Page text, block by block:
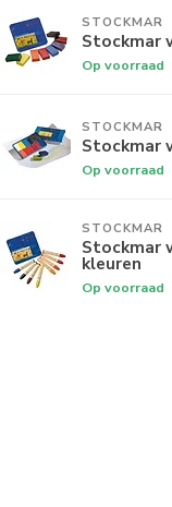
STOCKMAR
Stockmar
Op voorraad
STOCKMAR
Stockmar
Op voorraad
STOCKMAR
Stockmar
kleuren
Op voorraad